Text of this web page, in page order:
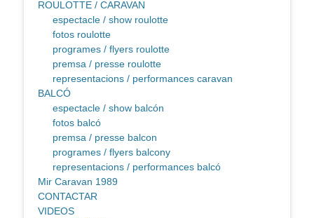
ROULOTTE / CARAVAN
espectacle / show roulotte
fotos roulotte
programes / flyers roulotte
premsa / presse roulotte
representacions / performances caravan
BALCÓ
espectacle / show balcón
fotos balcó
premsa / presse balcon
programes / flyers balcony
representacions / performances balcó
Mir Caravan 1989
CONTACTAR
VIDEOS